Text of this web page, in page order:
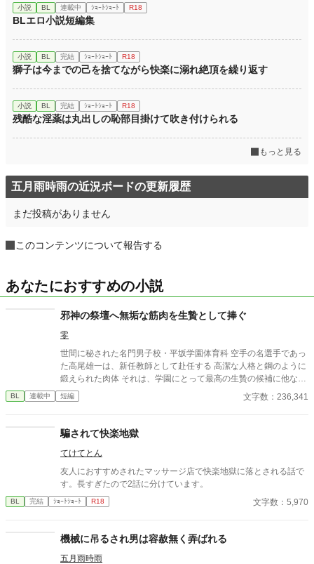
小説 BL 連載中 ｼｮｰﾄｼｮｰﾄ R18
BLエロ小説短編集
小説 BL 完結 ｼｮｰﾄｼｮｰﾄ R18
獅子は今までの己を捨てながら快楽に溺れ絶頂を繰り返す
小説 BL 完結 ｼｮｰﾄｼｮｰﾄ R18
残酷な淫薬は丸出しの恥部目掛けて吹き付けられる
もっと見る
五月雨時雨の近況ボードの更新履歴
まだ投稿がありません
このコンテンツについて報告する
あなたにおすすめの小説
邪神の祭壇へ無垢な筋肉を生贄として捧ぐ
零
世間に秘された名門男子校・平坂学園体育科 空手の名選手であっ
た高尾雄一は、新任教師として赴任する 高潔な人格と鋼のように
鍛えられた肉体 それは、学園にとって最高の生贄の候補に他なら
なかった 至高の筋肉を持つ、精神を削られ意志をなくした青年を
太古の神に捧げるため、“水”、“風”、“土”の信奉者達が暗躍する 意
校で繰り広げられるダークファンタジー
BL 連載中 短編 文字数：236,341
騙されて快楽地獄
てけてとん
友人におすすめされたマッサージ店で快楽地獄に落とされる話で
す。長すぎたので2話に分けています。
BL 完結 ｼｮｰﾄｼｮｰﾄ R18 文字数：5,970
機械に吊るされ男は容赦無く弄ばれる
五月雨時雨